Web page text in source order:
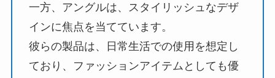
一方、アングルは、スタイリッシュなデザ
インに焦点を当てています。
彼らの製品は、日常生活での使用を想定し
ており、ファッションアイテムとしても優